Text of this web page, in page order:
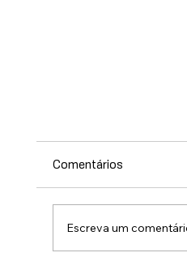
Comentários
Escreva um